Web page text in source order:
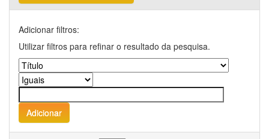
Adicionar filtros:
Utilizar filtros para refinar o resultado da pesquisa.